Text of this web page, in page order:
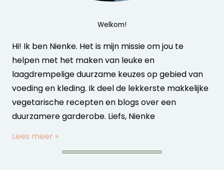
Welkom!
Hi! Ik ben Nienke. Het is mijn missie om jou te
helpen met het maken van leuke en
laagdrempelige duurzame keuzes op gebied van
voeding en kleding. Ik deel de lekkerste makkelijke
vegetarische recepten en blogs over een
duurzamere garderobe. Liefs, Nienke
Lees meer »